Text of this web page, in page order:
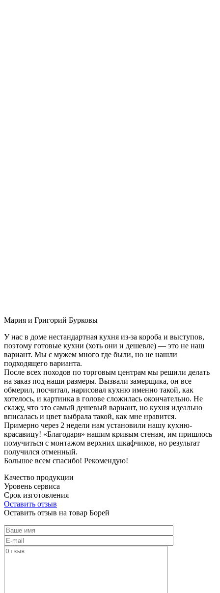
Мария и Григорий Бурковы
У нас в доме нестандартная кухня из-за короба и выступов,
поэтому готовые кухни (хоть они и дешевле) — это не наш
вариант. Мы с мужем много где были, но не нашли
подходящего варианта.
После всех походов по торговым центрам мы решили делать
на заказ под наши размеры. Вызвали замерщика, он все
обмерил, посчитал, нарисовал кухню именно такой, как
хотелось, и картинка в голове сложилась окончательно. Не
скажу, что это самый дешевый вариант, но кухня идеально
вписалась и цвет выбрала такой, как мне нравится.
Примерно через 2 недели нам установили нашу кухню-
красавицу! «Благодаря» нашим кривым стенам, им пришлось
помучиться с монтажом верхних шкафчиков, но результат
получился отменный.
Большое всем спасибо! Рекомендую!
Качество продукции
Уровень сервиса
Срок изготовления
Оставить отзыв
Оставить отзыв на товар Борей